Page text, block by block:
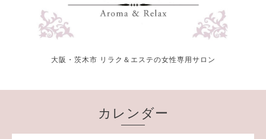
大阪・茨木市 リラク＆エステの女性専用サロン
カレンダー